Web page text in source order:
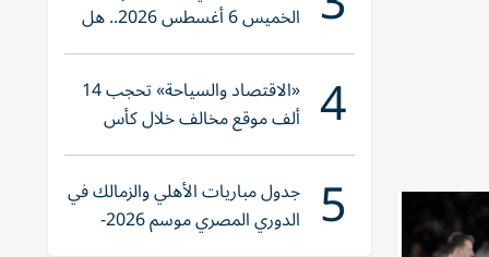
الخميس 6 أغسطس 2026.. هل
تنوي الشراء؟
4 «الاقتصاد والسياحة» تحجب 14
ألف موقع مخالف خلال كأس
العالم 2026
5 جدول مباريات الأهلي والزمالك في
الدوري المصري موسم 2026-